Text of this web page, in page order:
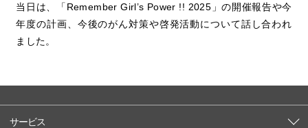
当日は、「Remember Girl’s Power !! 2025」の開催報告や今
年度の計画、今後のがん対策や啓発活動について話し合われ
ました。
サービス